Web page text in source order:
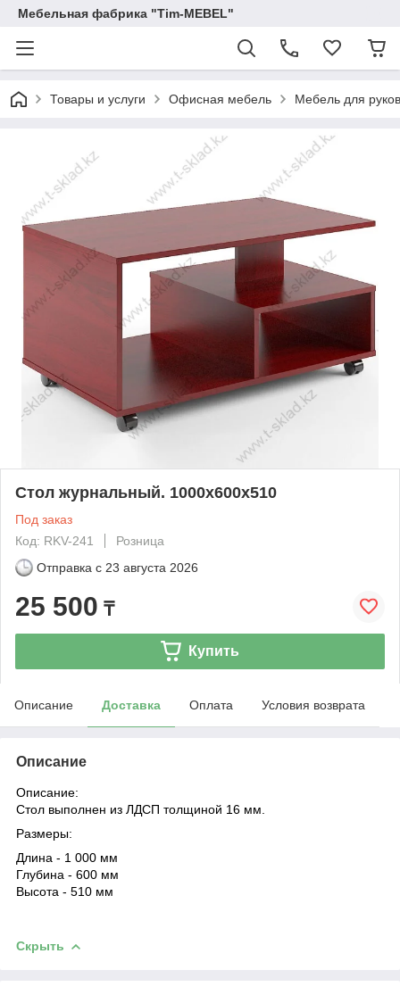
Мебельная фабрика "Tim-MEBEL"
Товары и услуги Офисная мебель Мебель для
Cтол журнальный. 1000х600х510
Под заказ
Код: RKV-241
Розница
Отправка с 23 августа 2026
25 500 ₸
Купить
Описание Доставка Оплата Условия возврата
Описание
Описание:
Стол выполнен из ЛДСП толщиной 16 мм.
Размеры:
Длина - 1 000 мм
Глубина - 600 мм
Высота - 510 мм
Скрыть